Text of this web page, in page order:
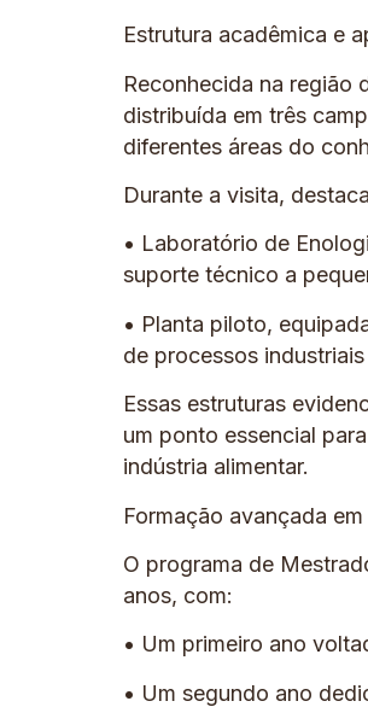
Estrutura acadêmica e
Reconhecida na região
distribuída em três
diferentes áreas do
Durante a visita,
• Laboratório de
suporte técnico a
• Planta piloto,
de processos
Essas estruturas
um ponto essencial
indústria alimentar.
Formação avançada
O programa de
anos, com:
• Um primeiro ano
• Um segundo ano